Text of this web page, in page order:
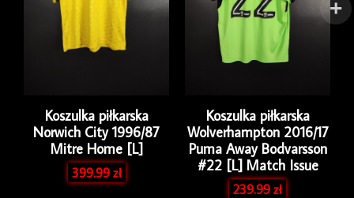
Koszulka piłkarska
Norwich City 1996/87
Mitre Home [L]
399.99zł
Koszulka piłkarska
Wolverhampton 2016/17
Puma Away Bodvarsson
#22 [L] Match Issue
239.99zł